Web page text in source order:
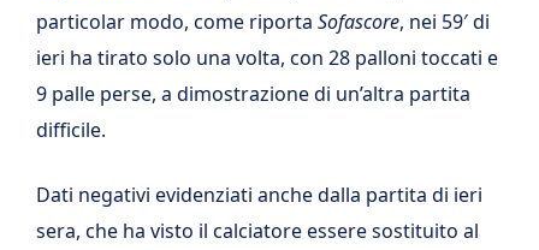
particolar modo, come riporta Sofascore, nei 59′ di
ieri ha tirato solo una volta, con 28 palloni toccati e
9 palle perse, a dimostrazione di un’altra partita
difficile.
Dati negativi evidenziati anche dalla partita di ieri
sera, che ha visto il calciatore essere sostituito al